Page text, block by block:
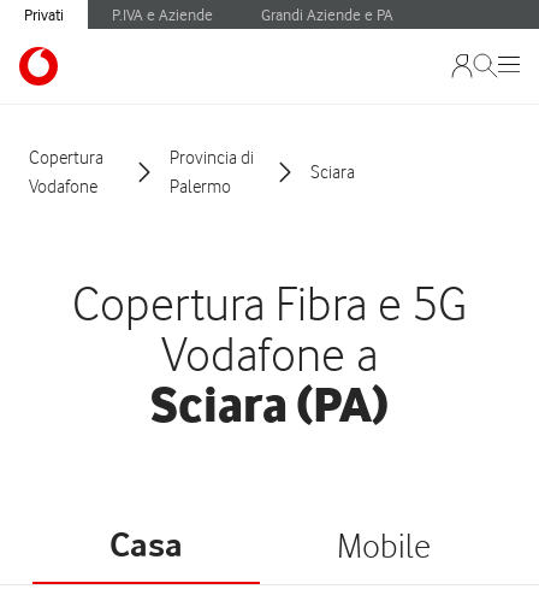
Privati P.IVA e Aziende Grandi Aziende e PA
Copertura
Vodafone
Provincia di
Palermo
Sciara
Copertura Fibra e 5G
Vodafone a
Sciara (PA)
Casa Mobile